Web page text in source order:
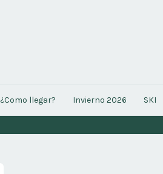
¿Como llegar? Invierno 2026 SKI